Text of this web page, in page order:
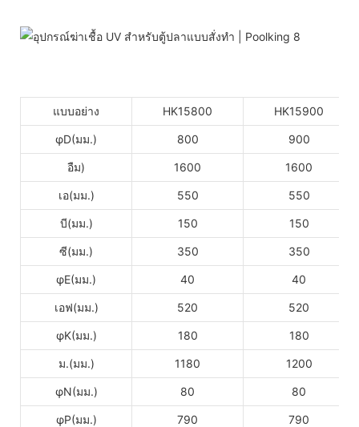
แบบอย่าง HK15800 HK15900
φD(มม.) 800 900
อืม) 1600 1600
เอ(มม.) 550 550
บี(มม.) 150 150
ซี(มม.) 350 350
φE(มม.) 40 40
เอฟ(มม.) 520 520
φK(มม.) 180 180
ม.(มม.) 1180 1200
φN(มม.) 80 80
φP(มม.) 790 790